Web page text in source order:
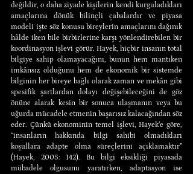
değildir, o daha ziyade kişilerin kendi kurguladıkları
amaçlarına dönük bilinçli çabalardır ve piyasa
modeli işte söz konusu bireylerin amaçlarını dağınık
hâlde iken bile birbirlerine karşı yönlendirebilen bir
koordinasyon işlevi görür. Hayek, hiçbir insanın total
bilgiye sahip olamayacağını, bunun hem mantıken
imkânsız olduğunu hem de ekonomik bir sistemde
bilginin her bireye bağlı olarak zaman ve mekân gibi
spesifik şartlardan dolayı değişebileceğini de göz
önüne alarak kesin bir sonuca ulaşmanın veya bu
uğurda mücadele etmenin başarısız kalacağından söz
eder. Çünkü ekonominin temel işlevi, Hayek’e göre,
“insanların hakkında bilgi sahibi olmadıkları
koşullara adapte olma süreçlerini açıklamaktır”
(Hayek, 2005: 142). Bu bilgi eksikliği piyasada
mübadele olgusunu yaratırken, adaptasyon ise